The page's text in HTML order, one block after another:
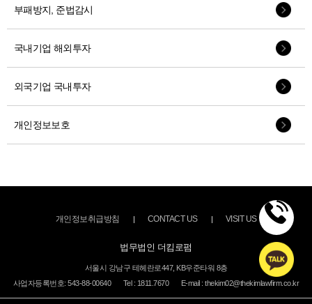
부패방지, 준법감시
국내기업 해외투자
외국기업 국내투자
개인정보보호
개인정보취급방침 CONTACT US VISIT US
법무법인 더킴로펌
서울시 강남구 테헤란로447, KB우준타워 8층
사업자등록번호: 543-88-00640
Tel : 1811.7670 E-mail : thekim02@thekimlawfirm.co.kr